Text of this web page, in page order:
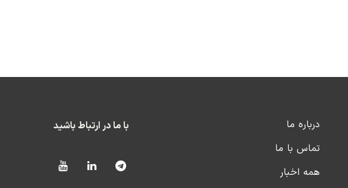
درباره ما
تماس با ما
همه اخبار
با ما در ارتباط باشید